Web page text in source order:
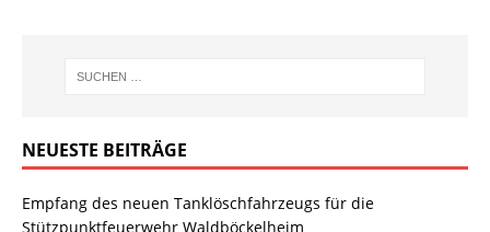
NEUESTE BEITRÄGE
Empfang des neuen Tanklöschfahrzeugs für die
Stützpunktfeuerwehr Waldböckelheim